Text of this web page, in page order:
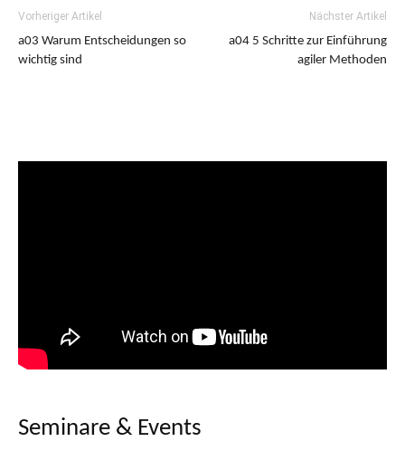
Vorheriger Artikel
a03 Warum Entscheidungen so
wichtig sind
Nächster Artikel
a04 5 Schritte zur Einführung
agiler Methoden
Seminare & Events